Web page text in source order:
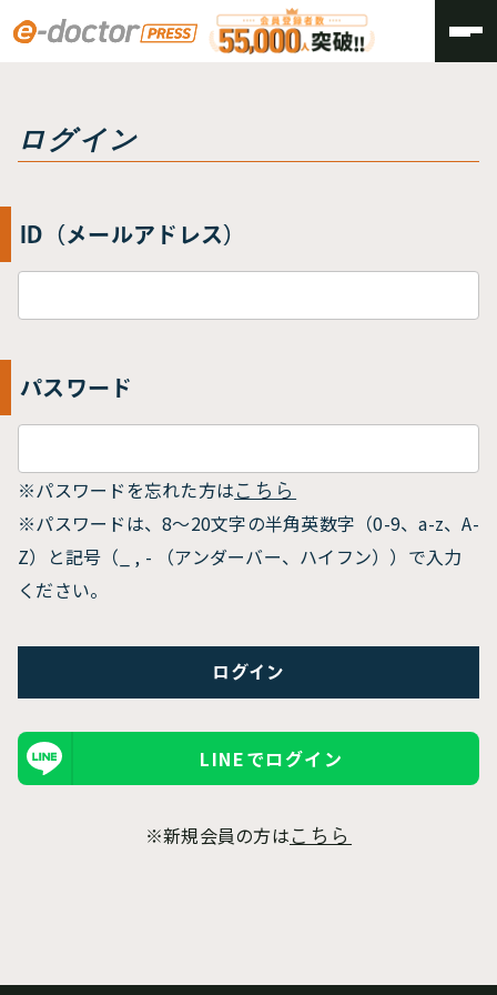
トップ
ログイン
ID（メールアドレス）
パスワード
※パスワードを忘れた方は こちら
※パスワードは、8〜20文字の半角英数字（0-9、a-z、A-
Z）と記号（_ , - （アンダーバー、ハイフン））で入力
ください。
LINEでログイン
※新規会員の方は こちら